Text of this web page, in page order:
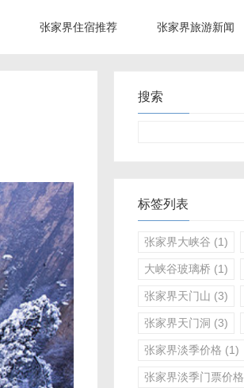
张家界住宿推荐 张家界旅游新闻
搜索
标签列表
张家界大峡谷 (1)
大峡谷玻璃桥 (1)
张家界天门山 (3)
张家界天门洞 (3)
张家界淡季价格 (1)
张家界淡季门票价格